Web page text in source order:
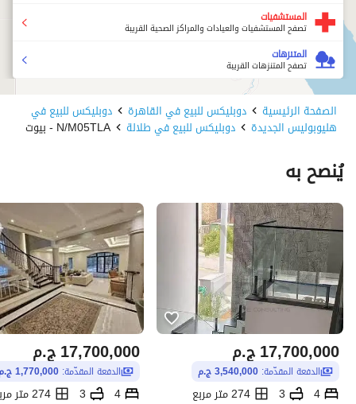
المستشفيات
تصفح المستشفيات والعيادات والمراكز الصحية القريبة
المتنزهات
تصفح المتنزهات القريبة
الصفحة الرئيسية دوبليكس للبيع في القاهرة دوبليكس للبيع في
هليوبوليس الجديدة دوبليكس للبيع في طلالة N/M05TLA - بيوت
يُنصح به
ج.م17,700,000
الدفعة المقدّمة: 3,540,000 ج.م
4
3
274 متر مربع
ج.م17,700,000
الدفعة المقدّمة: 1,770,000 ج.م
4
3
274 متر مربع